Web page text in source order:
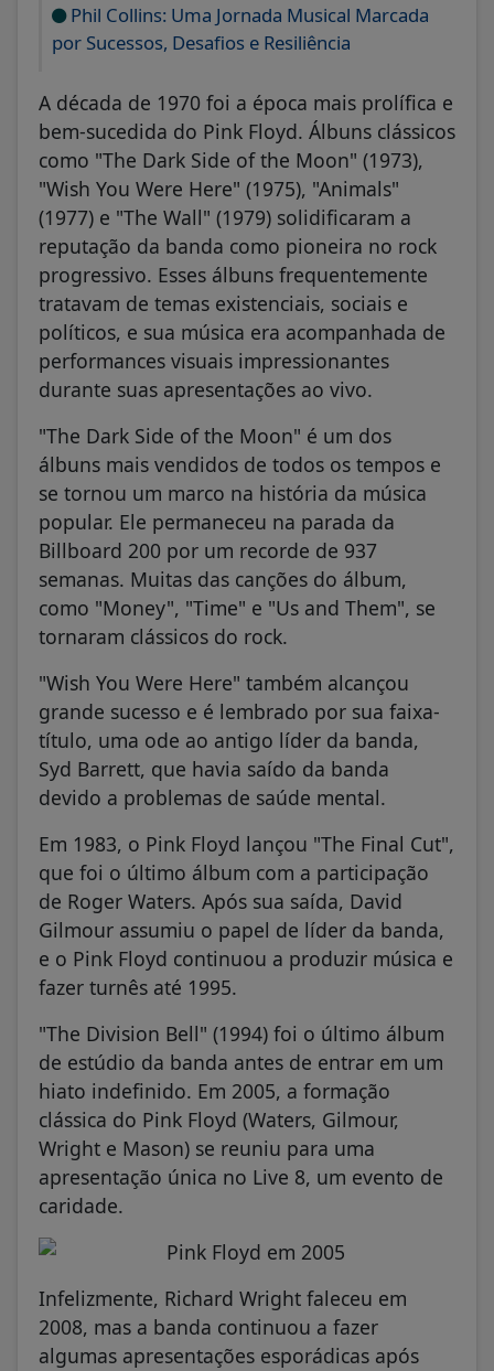
Phil Collins: Uma Jornada Musical Marcada
por Sucessos, Desafios e Resiliência
A década de 1970 foi a época mais prolífica e
bem-sucedida do Pink Floyd. Álbuns clássicos
como "The Dark Side of the Moon" (1973),
"Wish You Were Here" (1975), "Animals"
(1977) e "The Wall" (1979) solidificaram a
reputação da banda como pioneira no rock
progressivo. Esses álbuns frequentemente
tratavam de temas existenciais, sociais e
políticos, e sua música era acompanhada de
performances visuais impressionantes
durante suas apresentações ao vivo.
"The Dark Side of the Moon" é um dos
álbuns mais vendidos de todos os tempos e
se tornou um marco na história da música
popular. Ele permaneceu na parada da
Billboard 200 por um recorde de 937
semanas. Muitas das canções do álbum,
como "Money", "Time" e "Us and Them", se
tornaram clássicos do rock.
"Wish You Were Here" também alcançou
grande sucesso e é lembrado por sua faixa-
título, uma ode ao antigo líder da banda,
Syd Barrett, que havia saído da banda
devido a problemas de saúde mental.
Em 1983, o Pink Floyd lançou "The Final Cut",
que foi o último álbum com a participação
de Roger Waters. Após sua saída, David
Gilmour assumiu o papel de líder da banda,
e o Pink Floyd continuou a produzir música e
fazer turnês até 1995.
"The Division Bell" (1994) foi o último álbum
de estúdio da banda antes de entrar em um
hiato indefinido. Em 2005, a formação
clássica do Pink Floyd (Waters, Gilmour,
Wright e Mason) se reuniu para uma
apresentação única no Live 8, um evento de
caridade.
Infelizmente, Richard Wright faleceu em
2008, mas a banda continuou a fazer
algumas apresentações esporádicas após